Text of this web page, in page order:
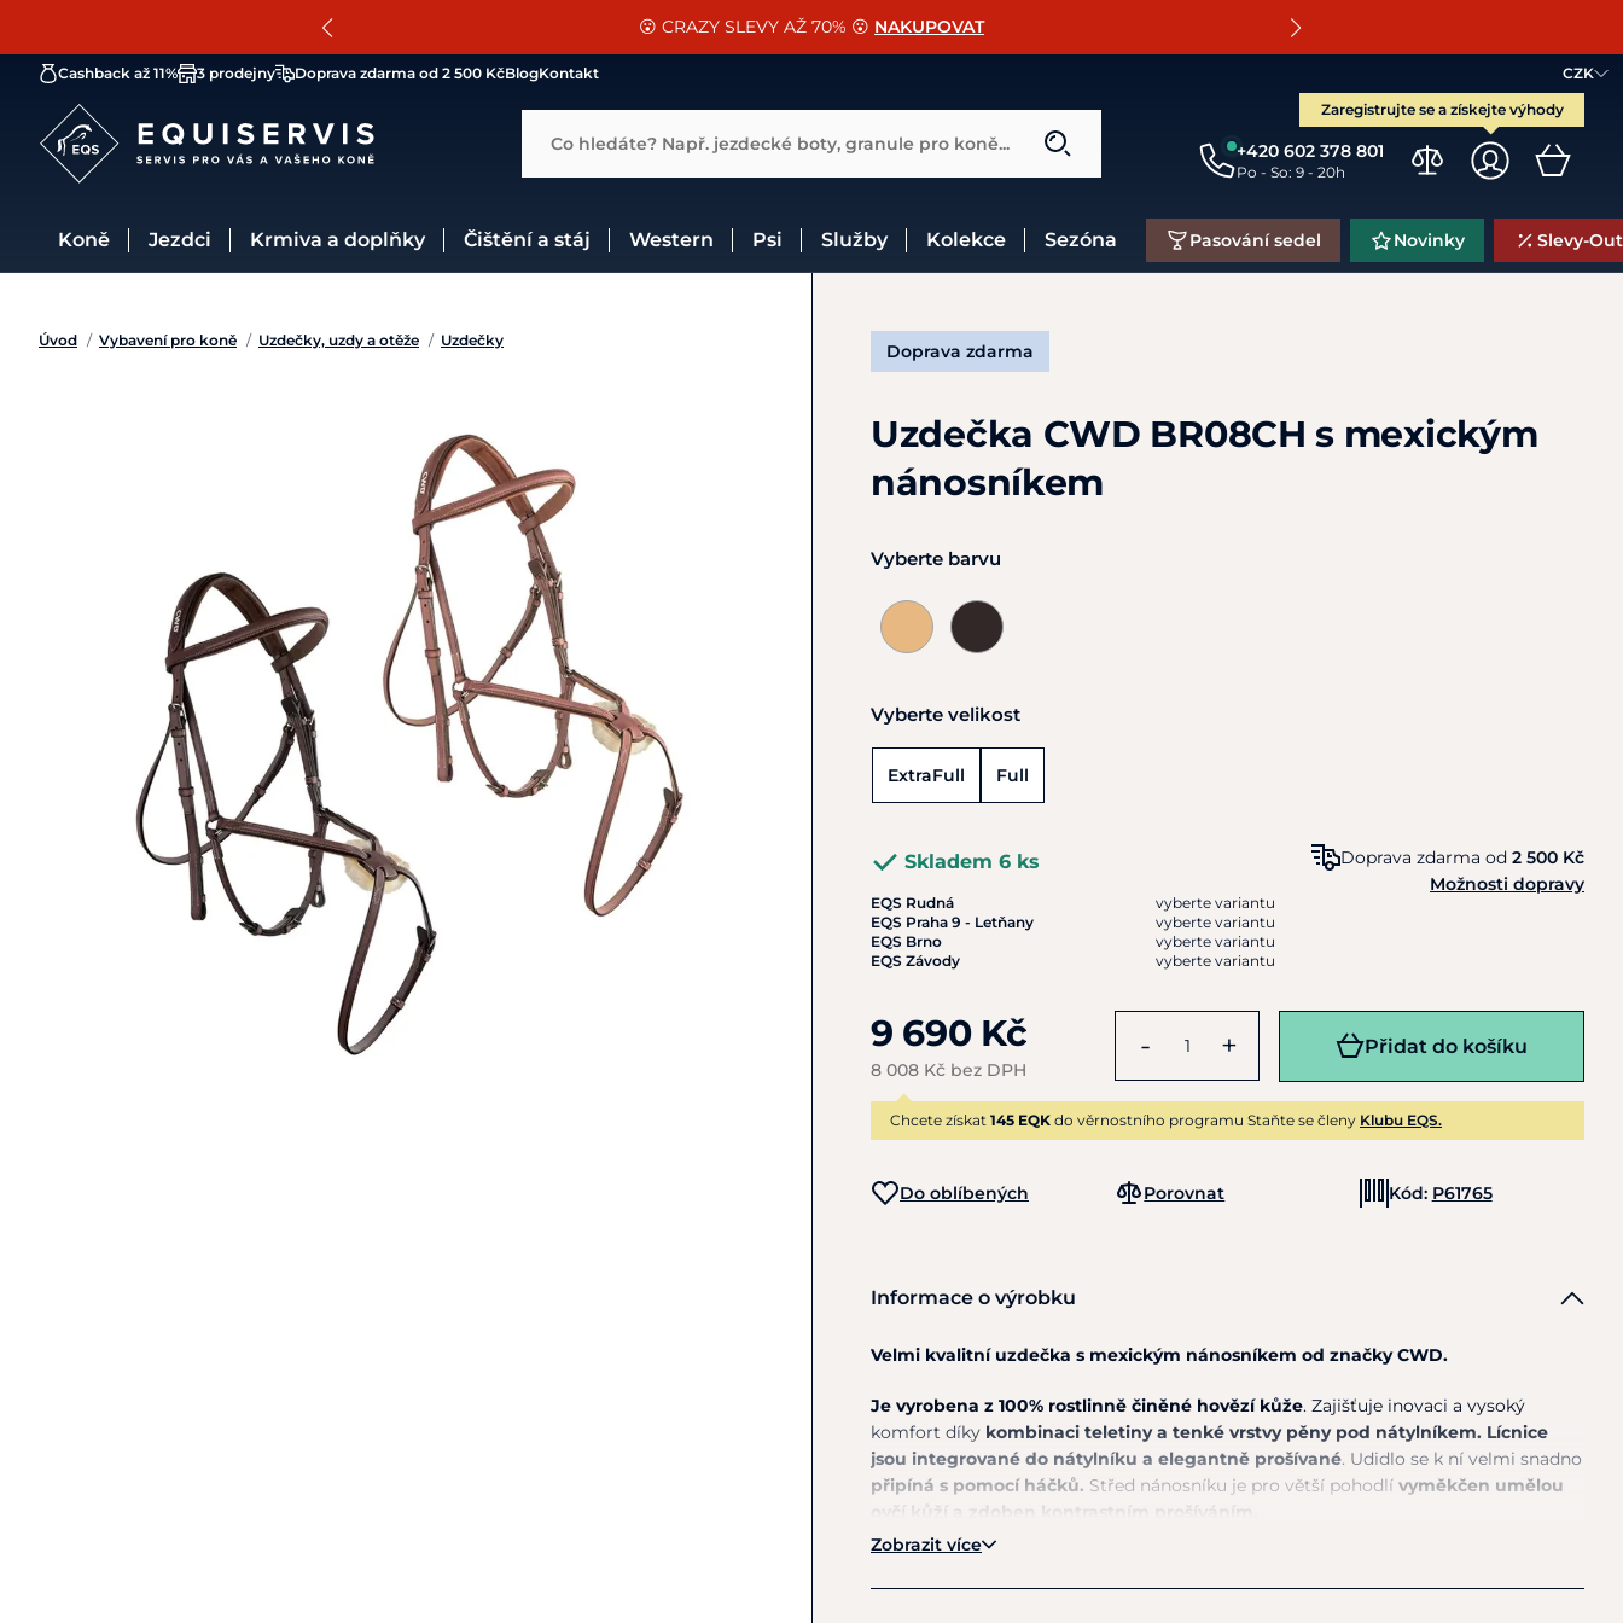
SLEVA 13% na vše od Cassini! CHCI SLEVU
😮 CRAZY SLEVY AŽ 70% 😮 NAKUPOVAT
📐Pasování a doplňky k vybraným sedlům ZDARMA 🐴
CZK
Zaregistrujte se a získejte výhody
+420 602 378 801
Po - So: 9 - 20h
Cashback až 11% 3 prodejny Doprava zdarma od 2 500 KčBlogKontakt
Co hledáte? Např. jezdecké boty, granule pro koně...
Koně Jezdci Krmiva a doplňky Čištění a stáj Western Psi Služby Kolekce Sezóna Pasování sedel Novinky Slevy-
Úvod / Vybavení pro koně / Uzdečky, uzdy a otěže / Uzdečky
Doprava zdarma
Uzdečka CWD BR08CH s mexickým
nánosníkem
Vyberte barvu
Vyberte velikost
ExtraFull Full
Skladem 6 ks
EQS Rudná
vyberte variantu
EQS Praha 9 - Letňany
vyberte variantu
EQS Brno
vyberte variantu
EQS Závody
vyberte variantu
Doprava zdarma od 2 500 Kč
Možnosti dopravy
9 690 Kč
8 008 Kč bez DPH
- + Přidat do košíku
Chcete získat 145 EQK do věrnostního programu Staňte se členy Klubu EQS.
Do oblíbených Porovnat Kód: P61765
Informace o výrobku
Velmi kvalitní uzdečka s mexickým nánosníkem od značky CWD.
Je vyrobena z 100% rostlinně činěné hovězí kůže. Zajišťuje inovaci a vysoký
komfort díky kombinaci teletiny a tenké vrstvy pěny pod nátylníkem. Lícnice
jsou integrované do nátylníku a elegantně prošívané. Udidlo se k ní velmi snadno
připíná s pomocí háčků. Střed nánosníku je pro větší pohodlí vyměkčen umělou
ovčí kůží a zdoben kontrastním prošíváním.
Zobrazit více